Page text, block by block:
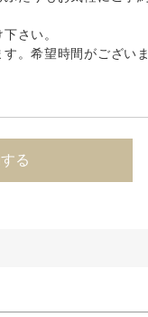
さい。
。希望時間がございま
る